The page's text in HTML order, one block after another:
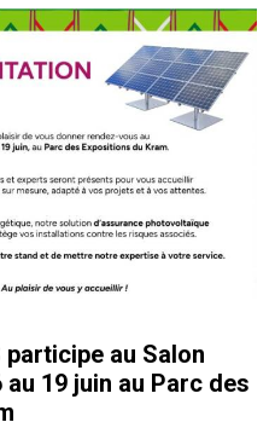
participe au Salon
19 juin au Parc des